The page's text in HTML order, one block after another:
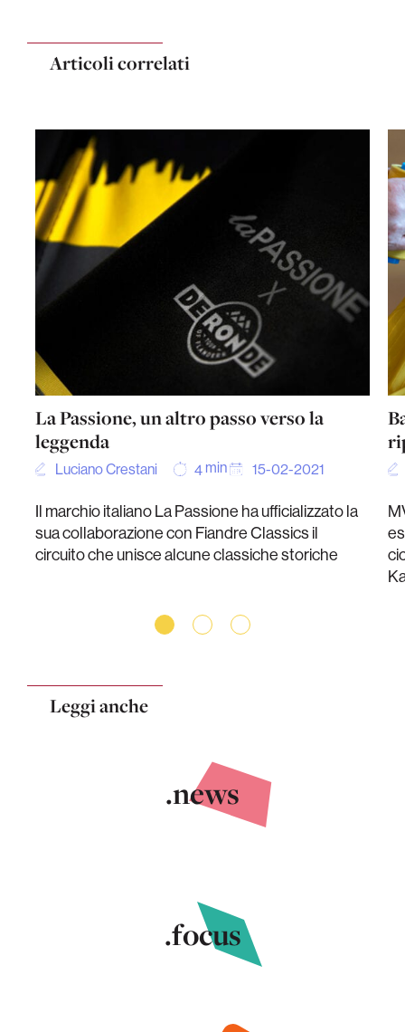
Articoli correlati
La Passione, un altro passo verso la
leggenda
Luciano Crestani 4 min 15-02-2021
Il marchio italiano La Passione ha ufficializzato la
sua collaborazione con Fiandre Classics il
circuito che unisce alcune classiche storiche
Leggi anche
.news
.focus